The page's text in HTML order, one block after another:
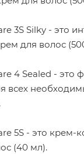
3S Silky - это
для волос
4 Sealed - это
всех
5S - это крем-
(40 мл).